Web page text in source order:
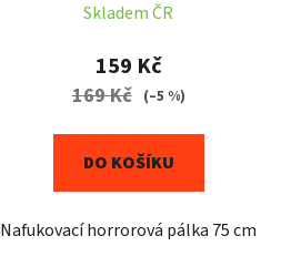
Skladem ČR
159 Kč
169 Kč (–5 %)
DO KOŠÍKU
Nafukovací horrorová pálka 75 cm